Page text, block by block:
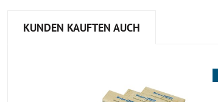
KUNDEN KAUFTEN AUCH